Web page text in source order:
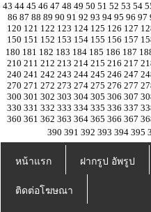
43 44 45 46 47 48 49 50 51 52 53 54
86 87 88 89 90 91 92 93 94 95 96 97
120 121 122 123 124 125 126 127
150 151 152 153 154 155 156 157
180 181 182 183 184 185 186 187
210 211 212 213 214 215 216 217
240 241 242 243 244 245 246 247
270 271 272 273 274 275 276 277
300 301 302 303 304 305 306 307
330 331 332 333 334 335 336 337
360 361 362 363 364 365 366 367
390 391 392 393 394 395
หน้าแรก ฝากรูป อัพรูป
ติดต่อโฆษณา